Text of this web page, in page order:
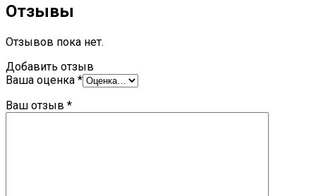
Отзывы
Отзывов пока нет.
Добавить отзыв
Ваша оценка *
Ваш отзыв *